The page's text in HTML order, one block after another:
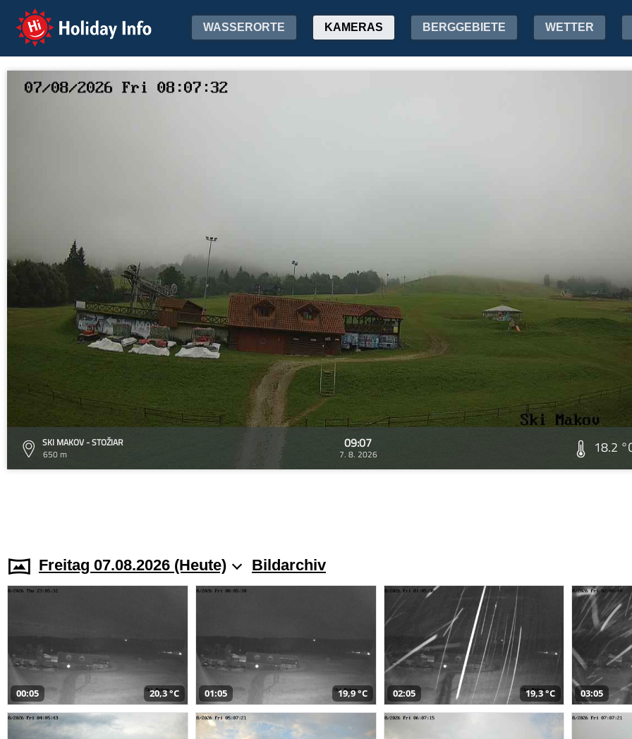
Holiday Info WASSERORTE KAMERAS BERGGEBIETE WETTER
SKI MAKOV - STOŽIAR
650 m
09:07
7. 8. 2026 18.2
Freitag 07.08.2026 (Heute) Bildarchiv
00:05 20,3 °C 01:05 19,9 °C 02:05 19,3 °C 03:05